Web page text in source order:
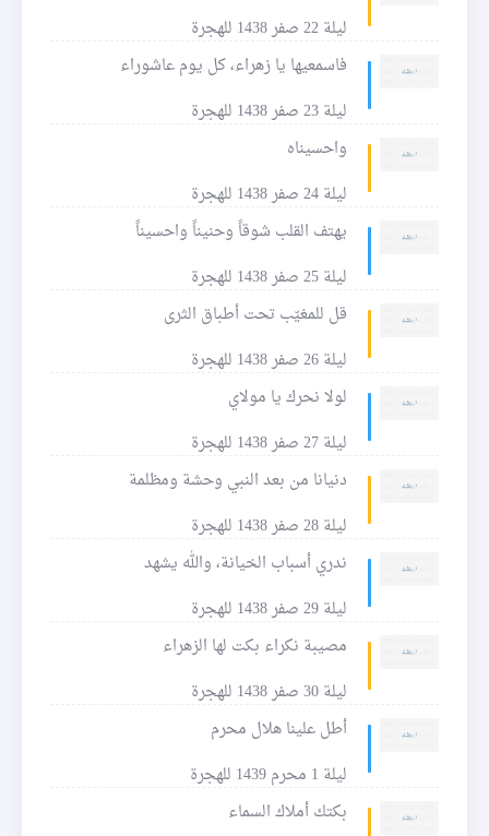
ليلة 22 صفر 1438 للهجرة
فاسمعيها يا زهراء، كل يوم عاشوراء
ليلة 23 صفر 1438 للهجرة
واحسيناه
ليلة 24 صفر 1438 للهجرة
يهتف القلب شوقاً وحنيناً واحسيناً
ليلة 25 صفر 1438 للهجرة
قل للمغيّب تحت أطباق الثرى
ليلة 26 صفر 1438 للهجرة
لولا نحرك يا مولاي
ليلة 27 صفر 1438 للهجرة
دنيانا من بعد النبي وحشة ومظلمة
ليلة 28 صفر 1438 للهجرة
ندري أسباب الخيانة، والله يشهد
ليلة 29 صفر 1438 للهجرة
مصيبة نكراء بكت لها الزهراء
ليلة 30 صفر 1438 للهجرة
أطل علينا هلال محرم
ليلة 1 محرم 1439 للهجرة
بكتك أملاك السماء